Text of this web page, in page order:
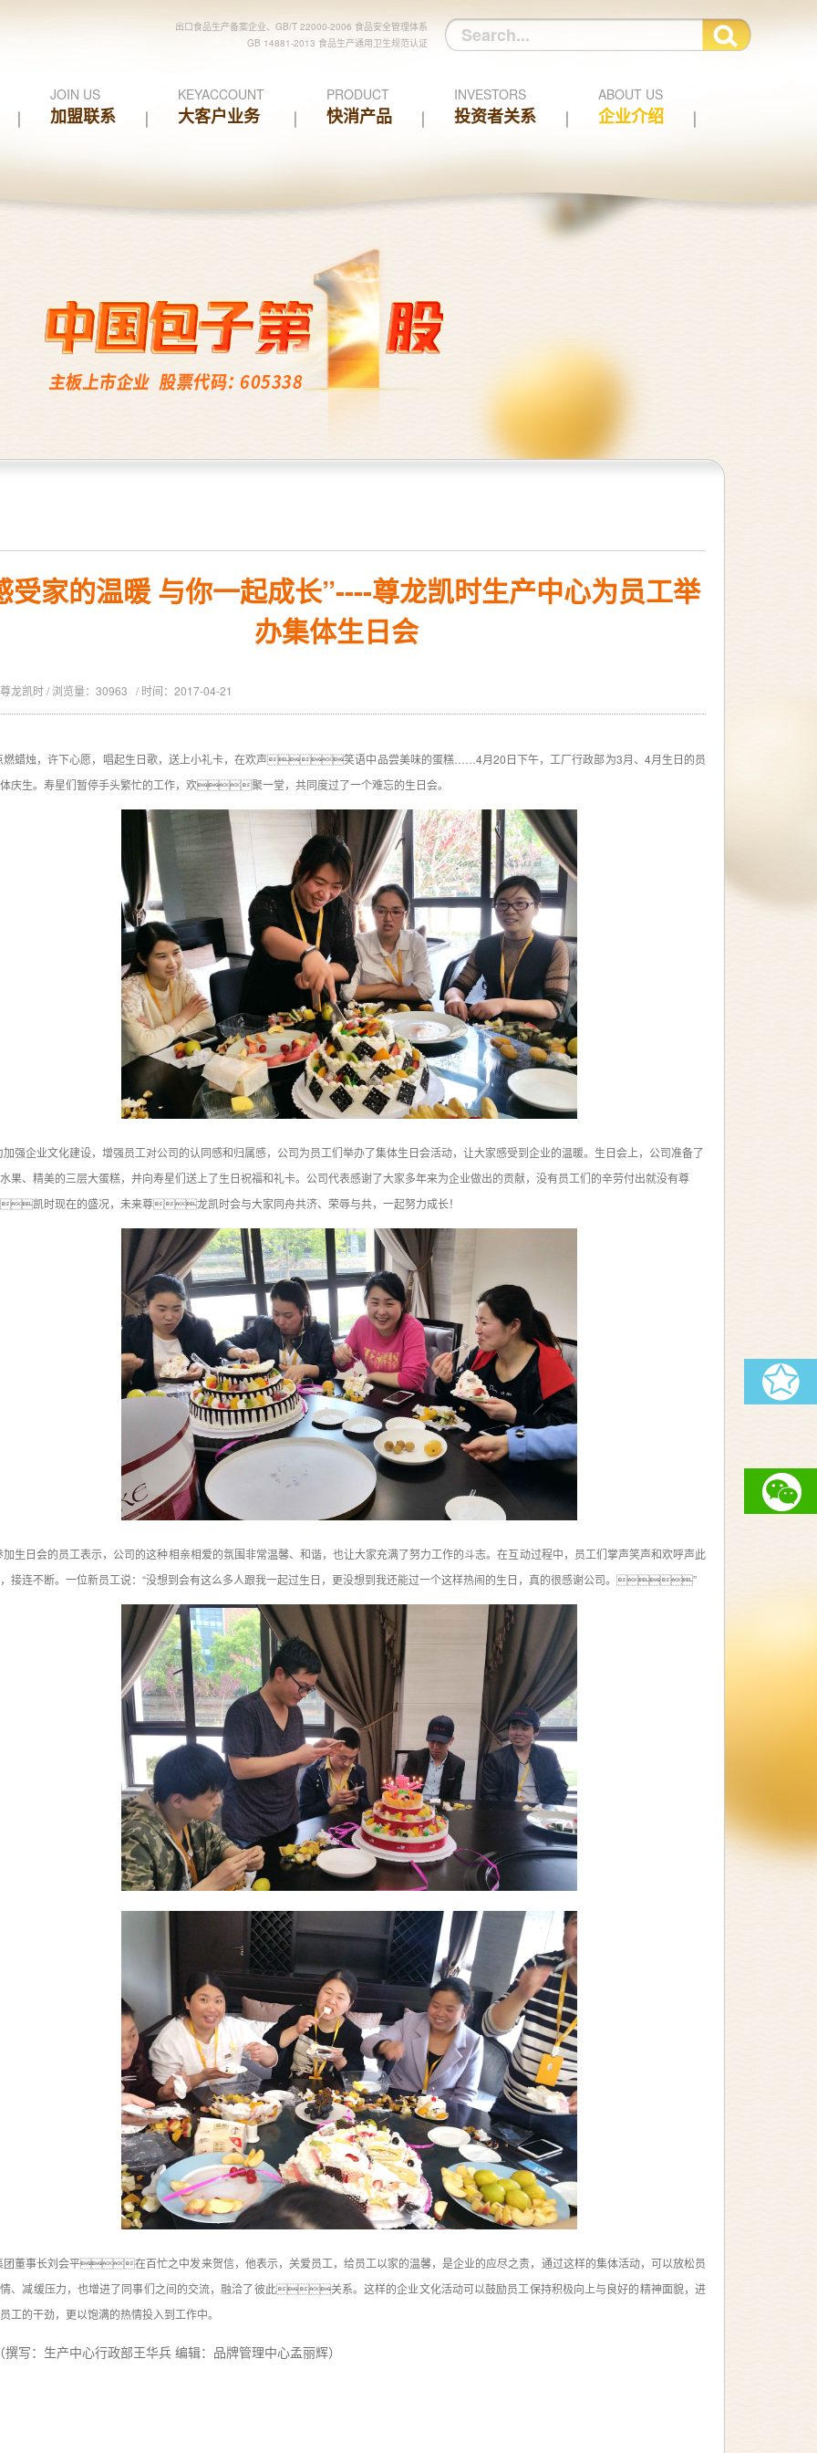
出口食品生产备案企业、GB/T 22000-2006 食品安全管理体系
GB 14881-2013 食品生产通用卫生规范认证
JOIN US
加盟联系
KEYACCOUNT
大客户业务
PRODUCT
快消产品
INVESTORS
投资者关系
ABOUT US
企业介绍
受家的温暖 与你一起成长”----尊龙凯时生产中心为员工举
办集体生日会
龙凯时 / 浏览量：30963 / 时间：2017-04-21
燃蜡烛，许下心愿，唱起生日歌，送上小礼卡，在欢声笑语中品尝美味的蛋糕……4月20日下午，工厂行政部为3月、4月生日的员
庆生。寿星们暂停手头繁忙的工作，欢聚一堂，共同度过了一个难忘的生日会。
加强企业文化建设，增强员工对公司的认同感和归属感，公司为员工们举办了集体生日会活动，让大家感受到企业的温暖。生日会上，公司准备了
果、精美的三层大蛋糕，并向寿星们送上了生日祝福和礼卡。公司代表感谢了大家多年来为企业做出的贡献，没有员工们的辛劳付出就没有尊
凯时现在的盛况，未来尊龙凯时会与大家同舟共济、荣辱与共，一起努力成长！
加生日会的员工表示，公司的这种相亲相爱的氛围非常温馨、和谐，也让大家充满了努力工作的斗志。在互动过程中，员工们掌声笑声和欢呼声此
接连不断。一位新员工说：“没想到会有这么多人跟我一起过生日，更没想到我还能过一个这样热闹的生日，真的很感谢公司。”
团董事长刘会平在百忙之中发来贺信，他表示，关爱员工，给员工以家的温馨，是企业的应尽之责，通过这样的集体活动，可以放松员
、减缓压力，也增进了同事们之间的交流，融洽了彼此关系。这样的企业文化活动可以鼓励员工保持积极向上与良好的精神面貌，进
工的干劲，更以饱满的热情投入到工作中。
撰写：生产中心行政部王华兵 编辑：品牌管理中心孟丽辉）